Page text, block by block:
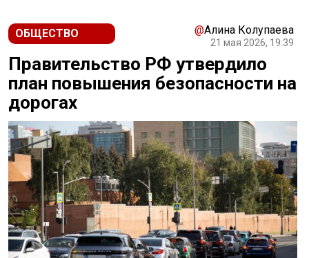
ОБЩЕСТВО @Алина Колупаева
21 мая 2026, 19:39
Правительство РФ утвердило
план повышения безопасности на
дорогах